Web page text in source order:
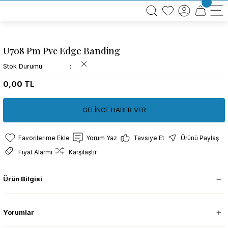
BÜTÜN ALIŞVERİŞLERİNİZDE KARGO BEDAVA!
TÜRKİYE GENELİNDE 10.000 MÜŞTERİ REFERANSI
U708 Pm Pvc Edge Banding
Stok Durumu
0,00 TL
GELİNCE HABER VER
Yorum Yaz Tavsiye Et
Ürünü Paylaş
Fiyat Alarmı
Karşılaştır
Ürün Bilgisi
Yorumlar